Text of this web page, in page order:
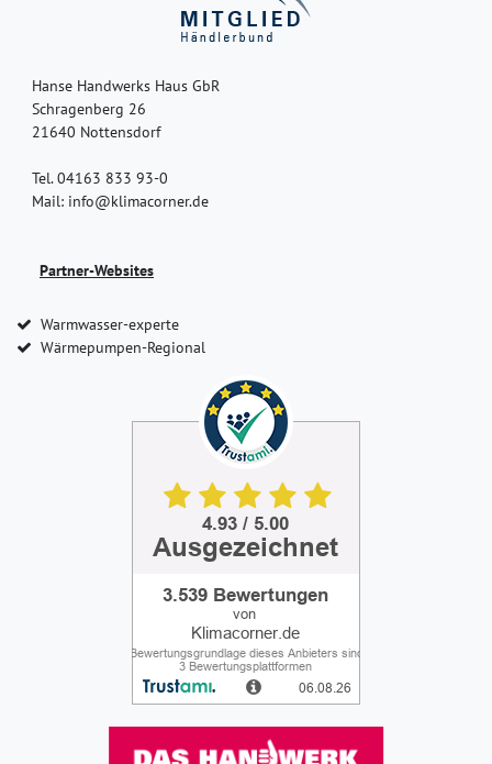
Hanse Handwerks Haus GbR
Schragenberg 26
21640 Nottensdorf
Tel. 04163 833 93-0
Mail: info@klimacorner.de
Partner-Websites
Warmwasser-experte
Wärmepumpen-Regional